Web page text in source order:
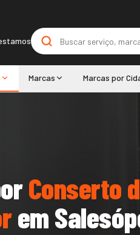
Marcas Marcas por
Conserto
em